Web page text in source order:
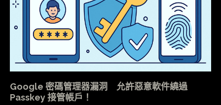
Google 密碼管理器漏洞 允許惡意軟件繞過
Passkey 接管帳戶！